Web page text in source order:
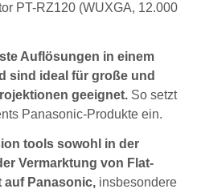
PT-RZ120 (WUXGA, 12.000
Auflösungen in einem
sind ideal für große und
geeignet. So setzt
Panasonic-Produkte ein.
tools sowohl in der
Vermarktung von Flat-
auf Panasonic, insbesondere